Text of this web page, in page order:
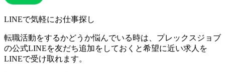
LINEで気軽にお仕事探し
転職活動をするかどうか悩んでいる時は、プレックスジョブ
の公式LINEを友だち追加をしておくと希望に近い求人を
LINEで受け取れます。